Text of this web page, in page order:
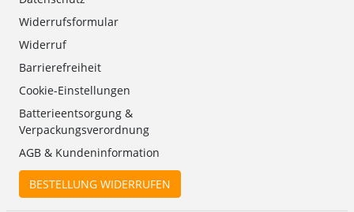
Widerrufsformular
Widerruf
Barrierefreiheit
Cookie-Einstellungen
Batterieentsorgung &
Verpackungsverordnung
AGB & Kundeninformation
BESTELLUNG WIDERRUFEN